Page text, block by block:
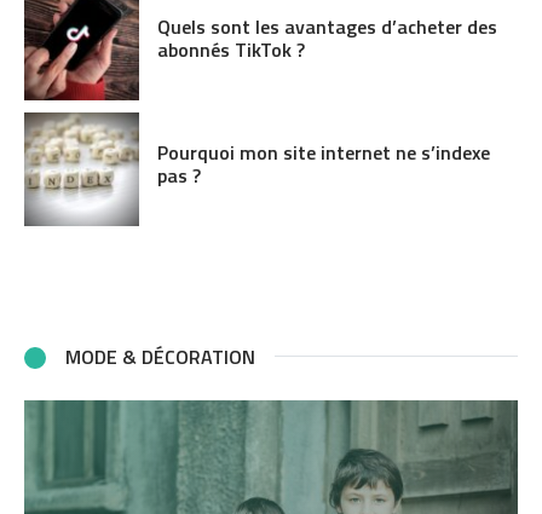
Quels sont les avantages d’acheter des
abonnés TikTok ?
Pourquoi mon site internet ne s’indexe
pas ?
MODE & DÉCORATION